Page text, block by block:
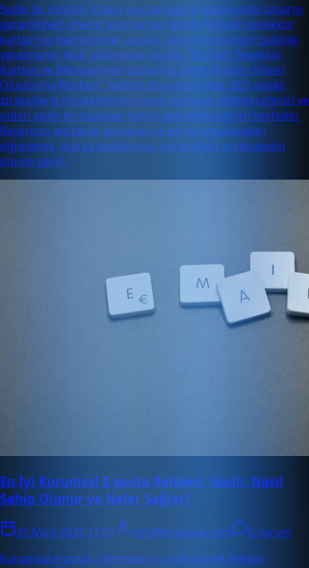
Sadık bir müşteri kitlesi oluşturmak iş dünyasında başarıyı
garantileyen önemli adımlardan biridir. Müşteri teşekkür
kartları ve memnuniyet yazıları, güçlü bir müşteri bağlılığı
yaratmanın etkili yollarından biridir. "Müşteri Teşekkür
Kartları ve Memnuniyet Yazılarıyla Sadık Müşteri Kitlesi
Oluşturma Rehberi" başlıklı blog yazımızda, SEO odaklı
stratejilerle müşterilerinizi nasıl memnun edebileceğinizi ve
onları sadık bir topluluk haline getirebileceğinizi keşfedin.
Başarınızı artıracak ipuçlarını ve en iyi uygulamaları
öğrenerek, marka bağlılığınızı güçlendirin ve rekabetin
önüne geçin.
En İyi Kurumsal E-posta Rehberi: Nedir, Nasıl
Sahip Olunur ve Neler Sağlar?
25 Mart 2025 17:01 info@enabase.com
0 yorum
Kurumsal e-posta, işletmelerin profesyonel iletişim